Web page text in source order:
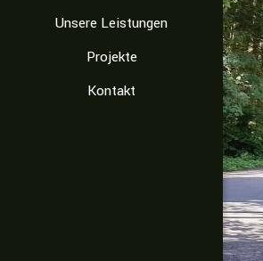
Unsere Leistungen
Projekte
Kontakt